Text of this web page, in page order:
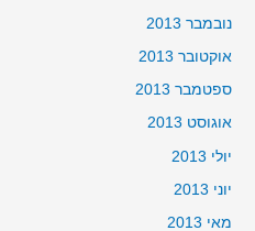
נובמבר 2013
אוקטובר 2013
ספטמבר 2013
אוגוסט 2013
יולי 2013
יוני 2013
מאי 2013